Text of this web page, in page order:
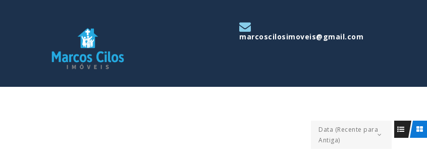
marcoscilosimoveis@gmail.com
Data (Recente para
Antiga)